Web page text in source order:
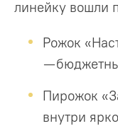
линейку вошли
Рожок
—
Пирожок
внутри